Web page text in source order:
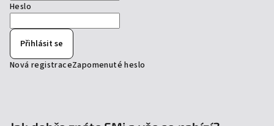
Heslo
Přihlásit se
Nová registraceZapomenuté heslo